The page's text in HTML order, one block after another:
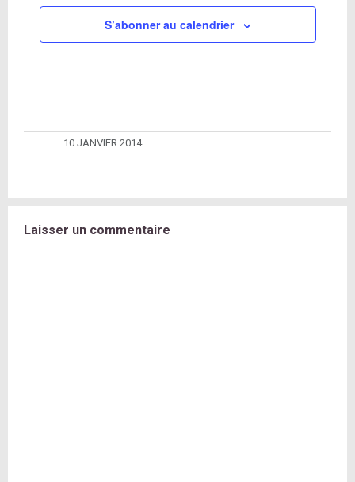
S’abonner au calendrier
10 JANVIER 2014
Laisser un commentaire